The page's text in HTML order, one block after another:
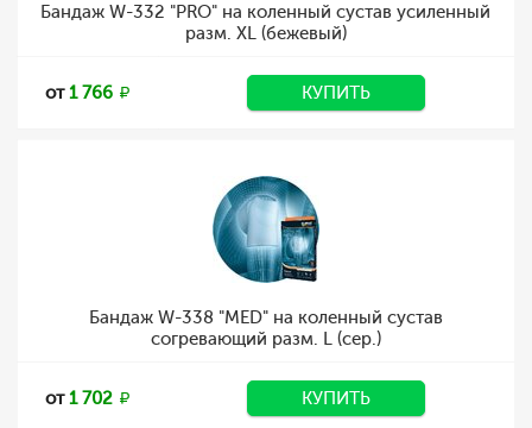
Бандаж W-332 "PRO" на коленный сустав усиленный
разм. XL (бежевый)
от1 766 КУПИТЬ
Бандаж W-338 "MED" на коленный сустав
согревающий разм. L (сер.)
от1 702 КУПИТЬ